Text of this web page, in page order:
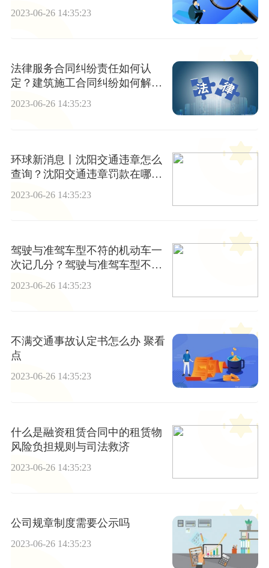
2023-06-26 14:35:23
法律服务合同纠纷责任如何认
定？建筑施工合同纠纷如何解
决？
2023-06-26 14:35:23
环球新消息丨沈阳交通违章怎么
查询？沈阳交通违章罚款在哪里
2023-06-26 14:35:23
驾驶与准驾车型不符的机动车一
次记几分？驾驶与准驾车型不符
2023-06-26 14:35:23
不满交通事故认定书怎么办 聚看
点
2023-06-26 14:35:23
什么是融资租赁合同中的租赁物
风险负担规则与司法救济
2023-06-26 14:35:23
公司规章制度需要公示吗
2023-06-26 14:35:23